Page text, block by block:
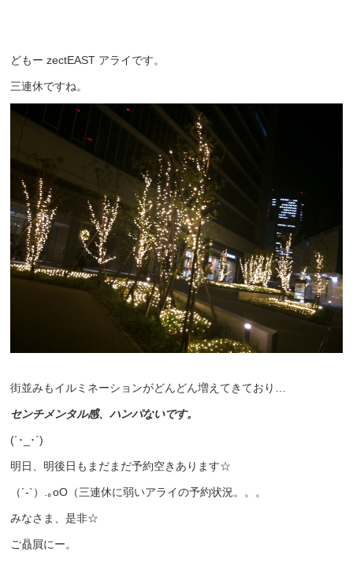
どもー zectEAST アライです。
三連休ですね。
街並みもイルミネーションがどんどん増えてきており…
センチメンタル感、ハンパないです。
(´･_･`)
明日、明後日もまだまだ予約空きあります☆
（´-`）.｡oO（三連休に弱いアライの予約状況。。。
みなさま、是非☆
ご贔屓にー。